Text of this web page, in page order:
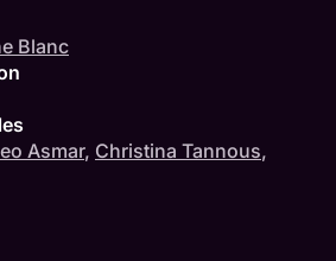
Blanc
Asmar, Christina Tannous,